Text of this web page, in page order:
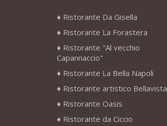
Ristorante Da Gisella
Ristorante La Forastera
Ristorante "Al vecchio
Capannaccio"
Ristorante La Bella Napoli
Ristorante artistico Bellavista
Ristorante Oasis
Ristorante da Ciccio